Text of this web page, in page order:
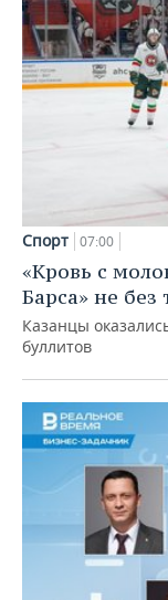
Спорт 07:00
«Кровь с
Барса» не
Казанцы
буллитов